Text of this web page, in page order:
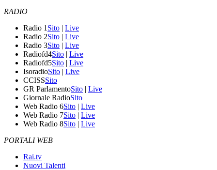
RADIO
Radio 1 Sito | Live
Radio 2Sito | Live
Radio 3Sito | Live
Radiofd4Sito | Live
Radiofd5Sito | Live
IsoradioSito | Live
CCISSSito
GR ParlamentoSito | Live
Giornale RadioSito
Web Radio 6Sito | Live
Web Radio 7Sito | Live
Web Radio 8Sito | Live
PORTALI WEB
Rai.tv
Nuovi Talenti